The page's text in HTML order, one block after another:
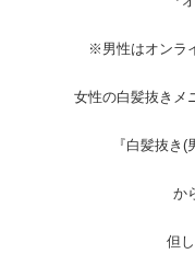
※男性はオンラ
女性の白髪抜きメ
『白髪抜き(
か
但